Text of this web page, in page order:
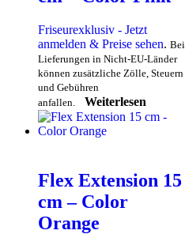
Friseurexklusiv - Jetzt
anmelden & Preise sehen. Bei
Lieferungen in Nicht-EU-Länder
können zusätzliche Zölle, Steuern
und Gebühren
anfallen.
Weiterlesen
Flex Extension 15
cm – Color
Orange